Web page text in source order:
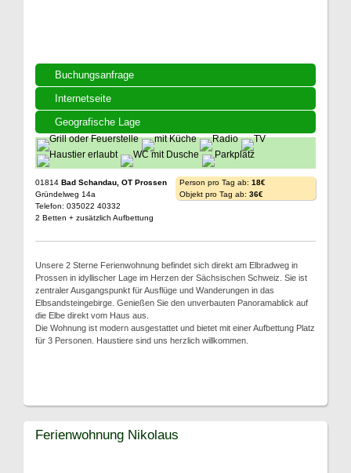
Buchungsanfrage
Internetseite
Geografische Lage
01814 Bad Schandau, OT Prossen
Gründelweg 14a
Telefon: 035022 40332
2 Betten + zusätzlich Aufbettung
Person pro Tag ab: 18€
Objekt pro Tag ab: 36€
Unsere 2 Sterne Ferienwohnung befindet sich direkt am Elbradweg in
Prossen in idyllischer Lage im Herzen der Sächsischen Schweiz. Sie ist
zentraler Ausgangspunkt für Ausflüge und Wanderungen in das
Elbsandsteingebirge. Genießen Sie den unverbauten Panoramablick auf
die Elbe direkt vom Haus aus.
Die Wohnung ist modern ausgestattet und bietet mit einer Aufbettung Platz
für 3 Personen. Haustiere sind uns herzlich willkommen.
Ferienwohnung Nikolaus